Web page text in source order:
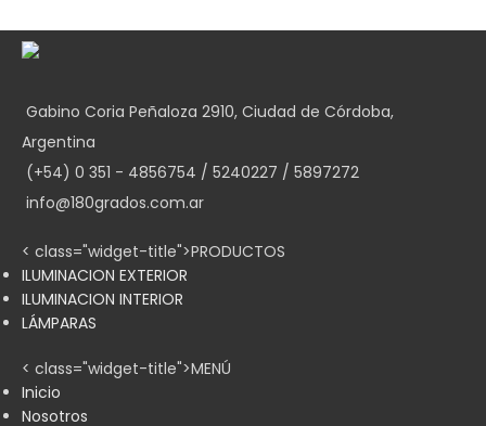
Gabino Coria Peñaloza 2910, Ciudad de Córdoba,
Argentina
(+54) 0 351 - 4856754 / 5240227 / 5897272
info@180grados.com.ar
< class="widget-title">PRODUCTOS
ILUMINACION EXTERIOR
ILUMINACION INTERIOR
LÁMPARAS
< class="widget-title">MENÚ
Inicio
Nosotros